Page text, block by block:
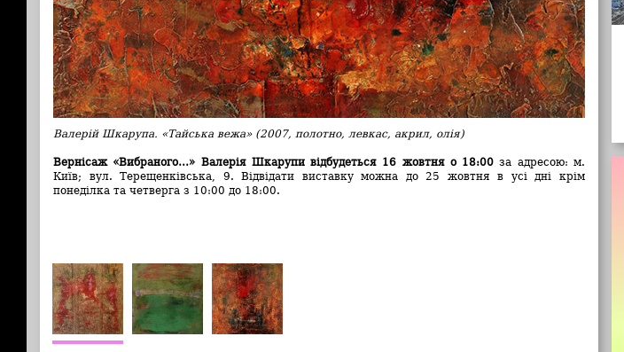
Валерій Шкарупа. «Тайська вежа» (2007, полотно, левкас, акрил, олія)
Вернісаж «Вибраного…» Валерія Шкарупи відбудеться 16 жовтня о 18:00 за адресою: м.
Київ; вул. Терещенківська, 9. Відвідати виставку можна до 25 жовтня в усі дні крім
понеділка та четверга з 10:00 до 18:00.